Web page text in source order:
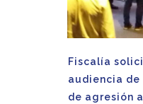
Fiscalía
audiencia de
de agresión